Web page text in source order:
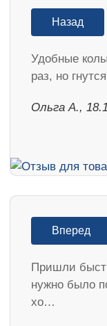
Назад
Удобные
раз, но
Ольга А.,
Вперед
Пришли
нужно было
хо…